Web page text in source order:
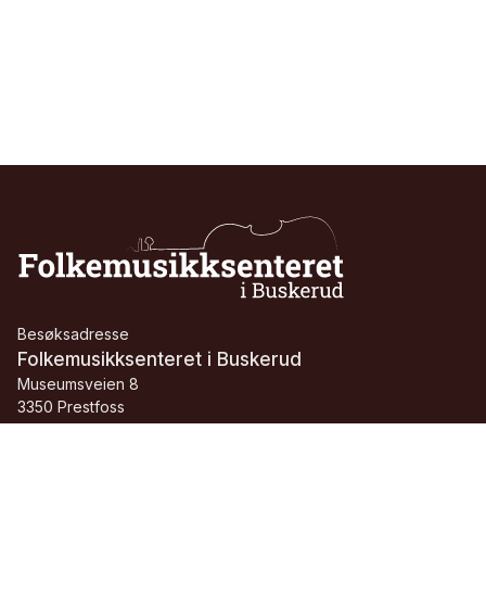
Besøksadresse
Folkemusikksenteret i Buskerud
Museumsveien 8
3350 Prestfoss